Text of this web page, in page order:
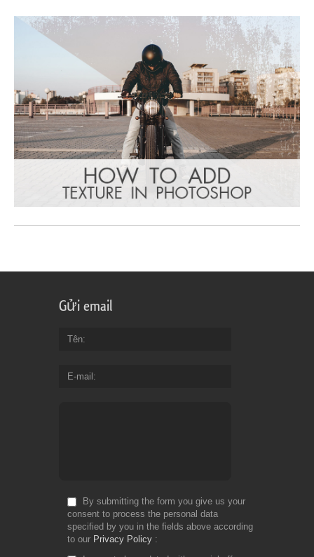
Gửi email
Tên
E-mail
By submitting the form you give us your
consent to process the personal data
specified by you in the fields above according
to our Privacy Policy